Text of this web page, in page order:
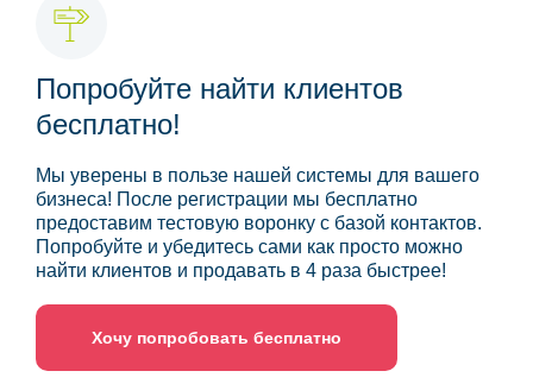
Попробуйте найти клиентов
бесплатно!
Мы уверены в пользе нашей системы для вашего
бизнеса! После регистрации мы бесплатно
предоставим тестовую воронку с базой контактов.
Попробуйте и убедитесь сами как просто можно
найти клиентов и продавать в 4 раза быстрее!
Хочу попробовать бесплатно